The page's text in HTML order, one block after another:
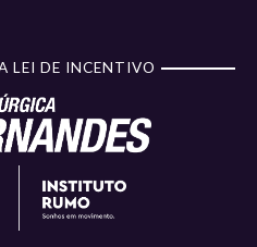
LEI DE INCENTIVO